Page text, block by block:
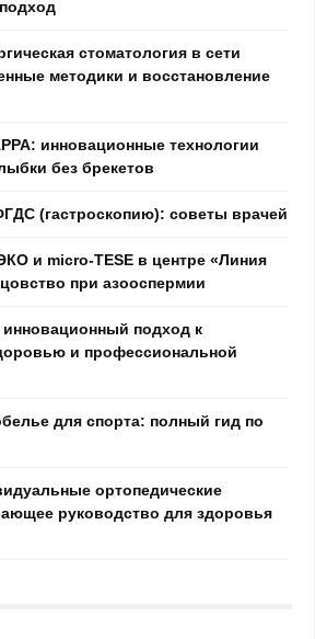
стоматология в сети
методики и восстановление
инновационные технологии
без брекетов
(гастроскопию): советы врачей
и micro-TESE в центре «Линия
при азооспермии
подход к
и профессиональной
для спорта: полный гид по
ортопедические
руководство для здоровья